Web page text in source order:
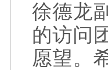
徐德龙
的访问
愿望。